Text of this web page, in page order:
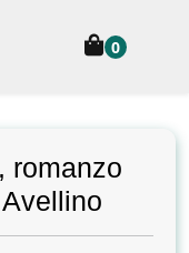
0
romanzo